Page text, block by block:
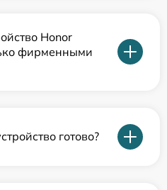
Honor
фирменными
готово?